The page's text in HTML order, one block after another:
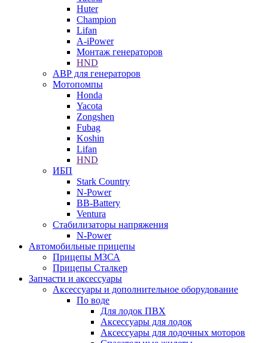
Huter
Champion
Lifan
A-iPower
Монтаж генераторов
HND
АВР для генераторов
Мотопомпы
Honda
Yacota
Zongshen
Fubag
Koshin
Lifan
HND
ИБП
Stark Country
N-Power
BB-Battery
Ventura
Стабилизаторы напряжения
N-Power
Автомобильные прицепы
Прицепы МЗСА
Прицепы Сталкер
Запчасти и аксессуары
Аксессуары и дополнительное оборудование
По воде
Для лодок ПВХ
Аксессуары для лодок
Аксессуары для лодочных моторов